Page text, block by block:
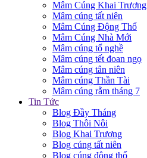
Mâm Cúng Khai Trương
Mâm cúng tất niên
Mâm Cúng Động Thổ
Mâm Cúng Nhà Mới
Mâm cúng tổ nghề
Mâm cúng tết đoan ngọ
Mâm cúng tân niên
Mâm cúng Thần Tài
Mâm cúng rằm tháng 7
Tin Tức
Blog Đầy Tháng
Blog Thôi Nôi
Blog Khai Trương
Blog cúng tất niên
Blog cúng động thổ